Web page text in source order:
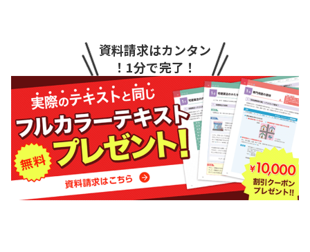
資料請求はカンタン
！1分で完了！